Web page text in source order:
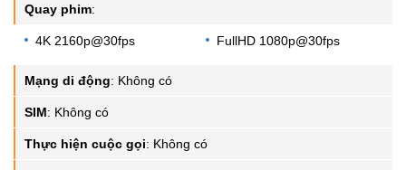
Quay phim:
4K 2160p@30fps FullHD 1080p@30fps
Mạng di động: Không có
SIM: Không có
Thực hiện cuộc gọi: Không có